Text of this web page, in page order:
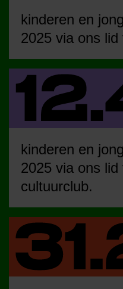
kinderen en
2025 via ons
kinderen en
2025 via ons lid
cultuurclub.